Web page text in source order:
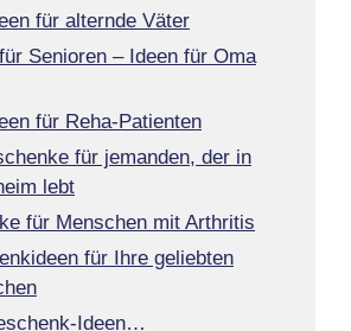
für alternde Väter
Senioren – Ideen für Oma
für Reha-Patienten
für jemanden, der in
lebt
für Menschen mit Arthritis
für Ihre geliebten
Ideen…